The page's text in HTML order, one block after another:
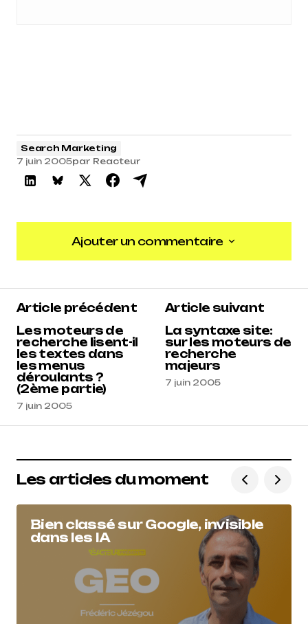
Search Marketing
7 juin 2005par Reacteur
Ajouter un commentaire
Ajouter un commentaire
Article précédent
Les moteurs de
recherche lisent-il
les textes dans
les menus
déroulants ?
(2ème partie)
7 juin 2005
Article suivant
La syntaxe site:
sur les moteurs de
recherche
majeurs
7 juin 2005
Les articles du moment
Bien classé sur Google, invisible
dans les IA